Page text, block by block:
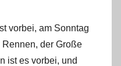
vorbei, am Sonntag
der Große
ist es vorbei, und